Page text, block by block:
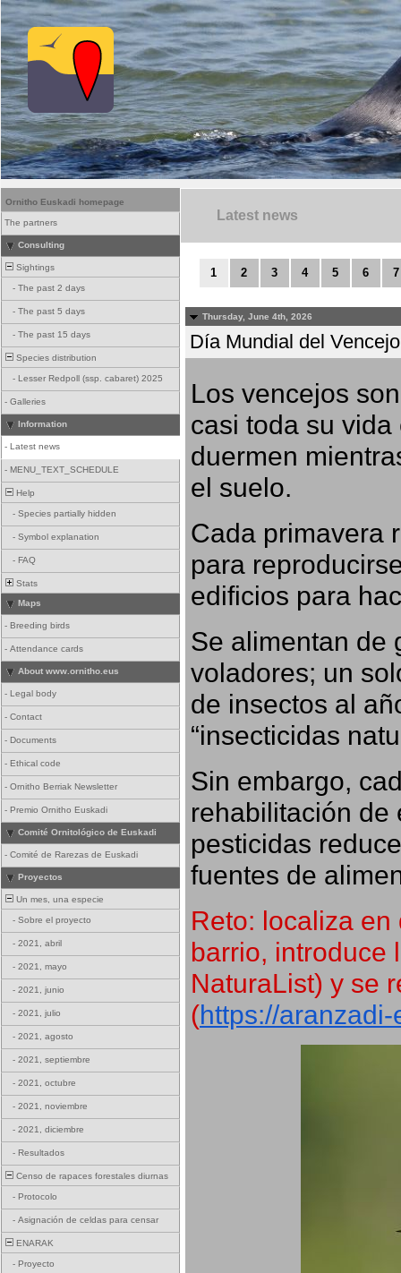
Ornitho Euskadi homepage
The partners
Consulting
Sightings
- The past 2 days
- The past 5 days
- The past 15 days
Species distribution
- Lesser Redpoll (ssp. cabaret) 2025
- Galleries
Information
- Latest news
- MENU_TEXT_SCHEDULE
Help
- Species partially hidden
- Symbol explanation
- FAQ
Stats
Maps
- Breeding birds
- Attendance cards
About www.ornitho.eus
- Legal body
- Contact
- Documents
- Ethical code
- Ornitho Berriak Newsletter
- Premio Ornitho Euskadi
Comité Ornitológico de Euskadi
- Comité de Rarezas de Euskadi
Proyectos
Un mes, una especie
- Sobre el proyecto
- 2021, abril
- 2021, mayo
- 2021, junio
- 2021, julio
- 2021, agosto
- 2021, septiembre
- 2021, octubre
- 2021, noviembre
- 2021, diciembre
- Resultados
Censo de rapaces forestales diurnas
- Protocolo
- Asignación de celdas para censar
ENARAK
- Proyecto
Latest news
1 2 3 4 5 6 7
Thursday, June 4th, 2026
Día Mundial del
Los vencejos
casi toda su
duermen
el suelo.
Cada primavera
para
edificios para
Se alimentan de
voladores; un
de insectos al
“insecticidas
Sin embargo,
rehabilitación de
pesticidas
fuentes de
Reto: localiza
barrio, introduce
NaturaList) y se
(https://